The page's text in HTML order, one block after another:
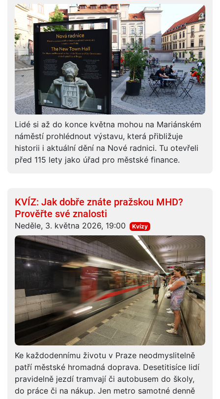
Lidé si až do konce května mohou na Mariánském
náměstí prohlédnout výstavu, která přibližuje
historii i aktuální dění na Nové radnici. Tu otevřeli
před 115 lety jako úřad pro městské finance.
KVÍZ: Jak dobře znáte pražskou MHD?
Prověřte své znalosti
Neděle, 3. května 2026, 19:00 Kvízy
Ke každodennímu životu v Praze neodmyslitelně
patří městské hromadná doprava. Desetitisíce lidí
pravidelně jezdí tramvají či autobusem do školy,
do práce či na nákup. Jen metro samotné denně